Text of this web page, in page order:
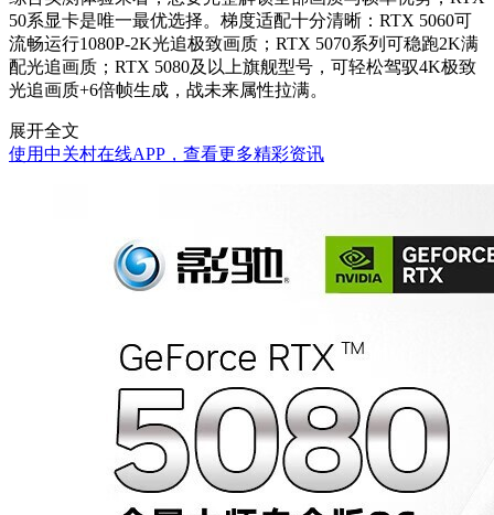
50系显卡是唯一最优选择。梯度适配十分清晰：RTX 5060可
流畅运行1080P-2K光追极致画质；RTX 5070系列可稳跑2K满
配光追画质；RTX 5080及以上旗舰型号，可轻松驾驭4K极致
光追画质+6倍帧生成，战未来属性拉满。
展开全文
使用中关村在线APP，查看更多精彩资讯